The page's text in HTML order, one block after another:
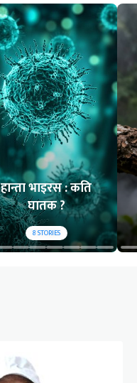
हान्ता भाइरस : कति
घातक ?
8STORIES